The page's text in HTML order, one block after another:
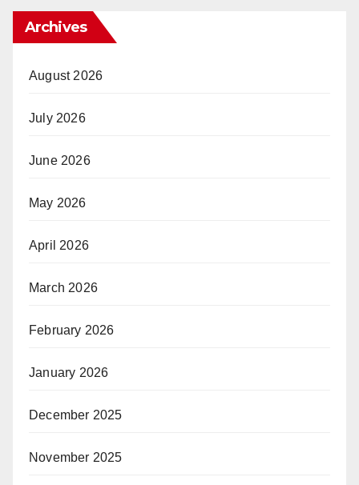
Archives
August 2026
July 2026
June 2026
May 2026
April 2026
March 2026
February 2026
January 2026
December 2025
November 2025